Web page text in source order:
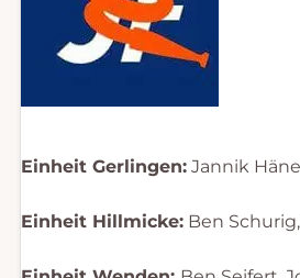
Einheit Gerlingen:Jannik
Einheit Hillmicke:Ben